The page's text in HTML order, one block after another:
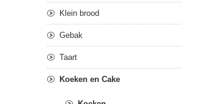
Klein brood
Gebak
Taart
Koeken en Cake